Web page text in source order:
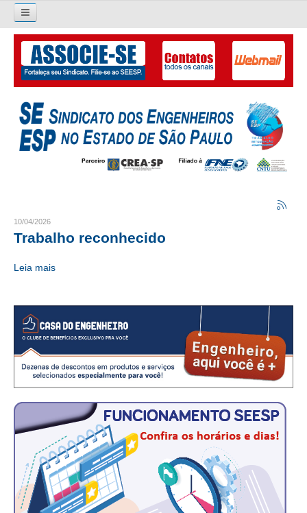
Pesquisar...
O SINDICATO
APRESENTAÇÃO
PALAVRA DO PRESIDENTE
LIVRO GESTÃO 2026-2029
ORGANOGRAMA
CRESCE BRASIL
CONSELHO TECNOLÓGICO
HISTÓRICO E ATUAÇÃO
COMPOSIÇÃO
CONSELHOS ASSESSORES
PERSONALIDADES DA TECNOLOGIA
NÚCLEO DA MULHER ENGENHEIRA
10/04/2026
Trabalho reconhecido
Leia mais